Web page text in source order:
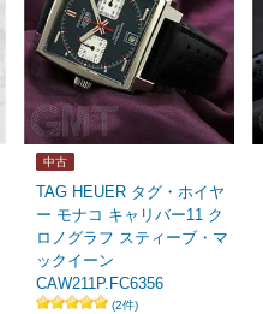
中古
TAG HEUER タグ・ホイヤ
ー モナコ キャリバー11 ク
ロノグラフ スティーブ・マ
ックイーン
CAW211P.FC6356
(2件)